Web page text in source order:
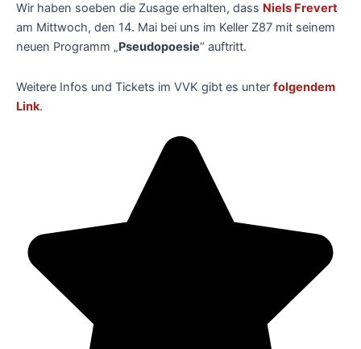
Wir haben soeben die Zusage erhalten, dass Niels Frevert
am Mittwoch, den 14. Mai bei uns im Keller Z87 mit seinem
neuen Programm „Pseudopoesie“ auftritt.
Weitere Infos und Tickets im VVK gibt es unter folgendem
Link.